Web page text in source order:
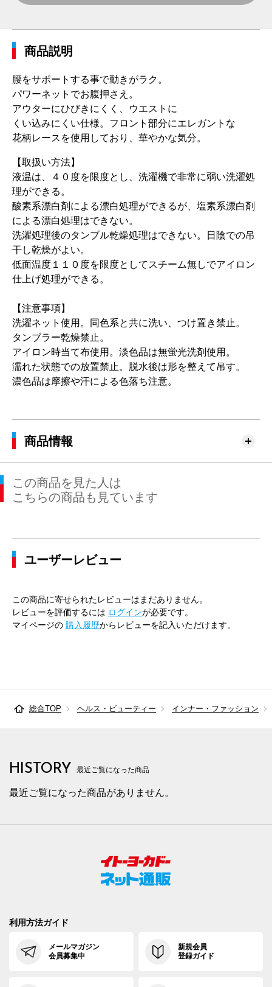
商品説明
腰をサポートする事で動きがラク。
パワーネットでお腹押さえ。
アウターにひびきにくく、ウエストに
くい込みにくい仕様。フロント部分にエレガントな
花柄レースを使用しており、華やかな気分。
【取扱い方法】
液温は、４０度を限度とし、洗濯機で非常に弱い洗濯処
理ができる。
酸素系漂白剤による漂白処理ができるが、塩素系漂白剤
による漂白処理はできない。
洗濯処理後のタンブル乾燥処理はできない。日陰での吊
干し乾燥がよい。
低面温度１１０度を限度としてスチーム無しでアイロン
仕上げ処理ができる。
【注意事項】
洗濯ネット使用。同色系と共に洗い、つけ置き禁止。
タンブラー乾燥禁止。
アイロン時当て布使用。淡色品は無蛍光洗剤使用。
濡れた状態での放置禁止。脱水後は形を整えて吊す。
濃色品は摩擦や汗による色落ち注意。
商品情報
この商品を見た人は
こちらの商品も見ています
ユーザーレビュー
この商品に寄せられたレビューはまだありません。
レビューを評価するには ログインが必要です。
マイページの 購入履歴からレビューを記入いただけます。
総合TOP ヘルス・ビューティー インナー・ファッション
HISTORY 最近ご覧になった商品
最近ご覧になった商品がありません。
利用方法ガイド
メールマガジン
会員募集中
新規会員
登録ガイド